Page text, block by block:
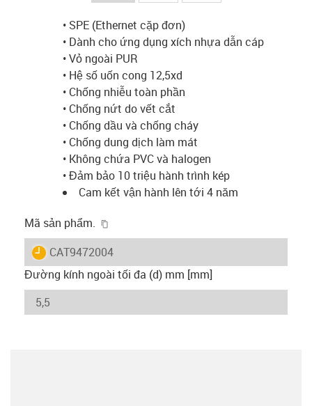
• SPE (Ethernet cặp đơn)
• Dành cho ứng dụng xích nhựa dẫn cáp
• Vỏ ngoài PUR
• Hệ số uốn cong 12,5xd
• Chống nhiễu toàn phần
• Chống nứt do vết cắt
• Chống dầu và chống cháy
• Chống dung dịch làm mát
• Không chứa PVC và halogen
• Đảm bảo 10 triệu hành trình kép
Cam kết vận hành lên tới 4 năm
Mã sản phẩm.
igus-icon-lieferzeit
CAT9472004
Đường kính ngoài tối đa (d) mm [mm]